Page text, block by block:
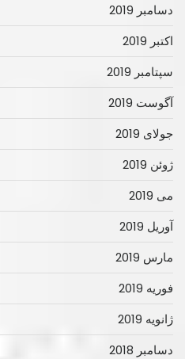
دسامبر 2019
اکتبر 2019
سپتامبر 2019
آگوست 2019
جولای 2019
ژوئن 2019
می 2019
آوریل 2019
مارس 2019
فوریه 2019
ژانویه 2019
دسامبر 2018